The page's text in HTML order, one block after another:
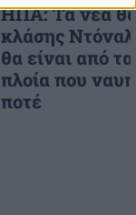
ΗΠΑ: Τα νέα
κλάσης
θα είναι από
πλοία που
ποτέ